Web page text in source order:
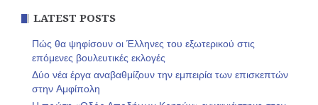
LATEST POSTS
Πώς θα ψηφίσουν οι Έλληνες του εξωτερικού στις
επόμενες βουλευτικές εκλογές
Δύο νέα έργα αναβαθμίζουν την εμπειρία των επισκεπτών
στην Αμφίπολη